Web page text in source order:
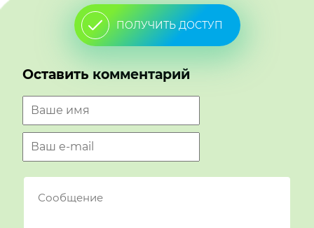
ПОЛУЧИТЬ ДОСТУП
Оставить комментарий